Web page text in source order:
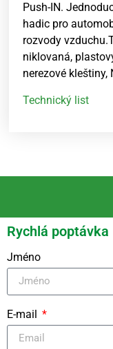
Push-IN.
hadic pro
rozvody
niklovaná,
nerezové kleštiny,
Technický list
Rychlá poptávka
Jméno
E-mail